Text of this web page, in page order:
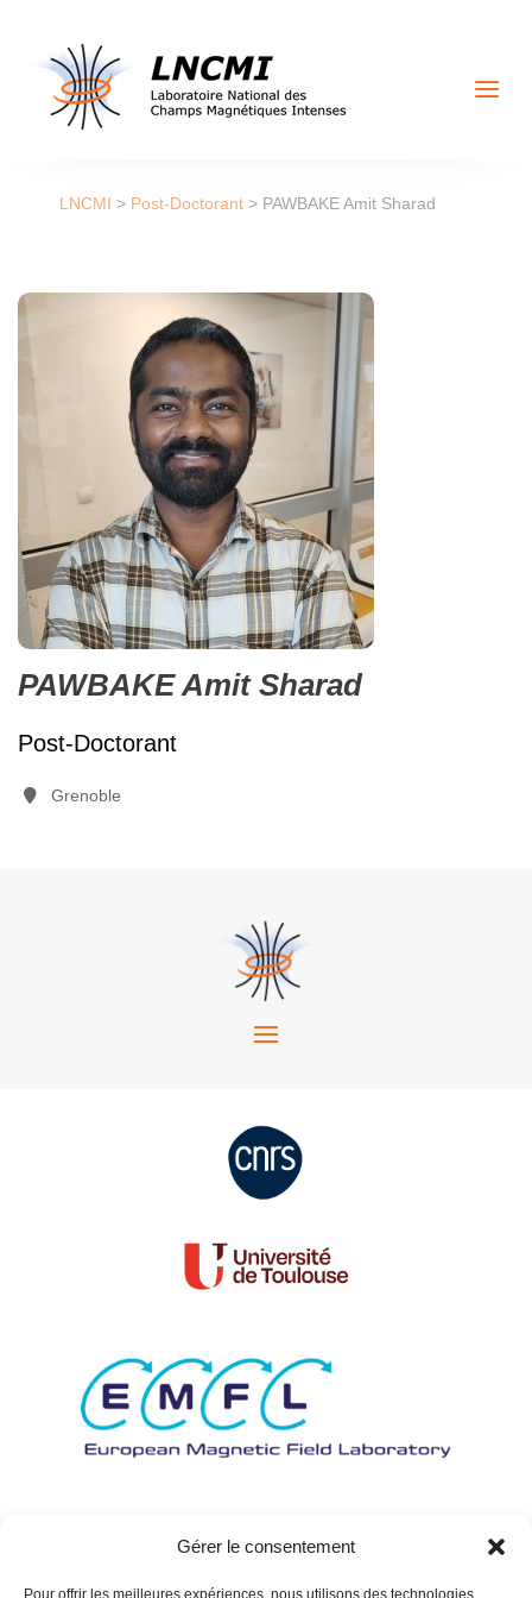
Gérer le consentement
Pour offrir les meilleures expériences, nous utilisons des technologies
a
LNCMI > Post-Doctorant> PAWBAKE Amit Sharad
PAWBAKE Amit Sharad
Post-Doctorant
Grenoble